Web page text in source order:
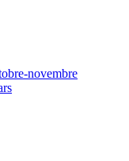
novembre